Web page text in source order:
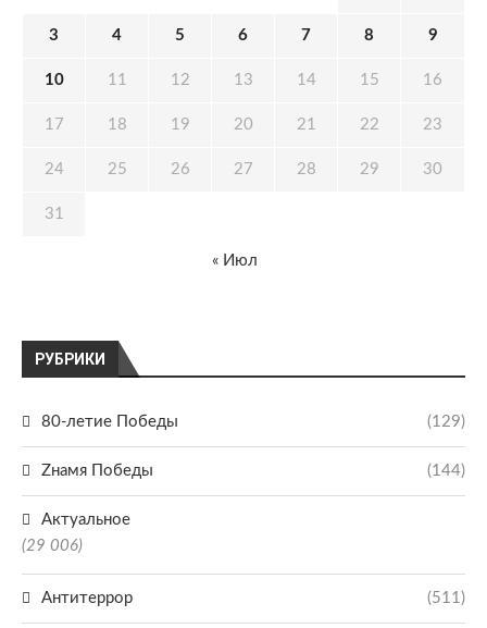
РУБРИКИ
80-летие Победы (129)
Zнамя Победы (144)
Актуальное
(29 006)
Антитеррор (511)
3 4 5 6 7 8 9
10 11 12 13 14 15 16
17 18 19 20 21 22 23
24 25 26 27 28 29 30
31
« Июл